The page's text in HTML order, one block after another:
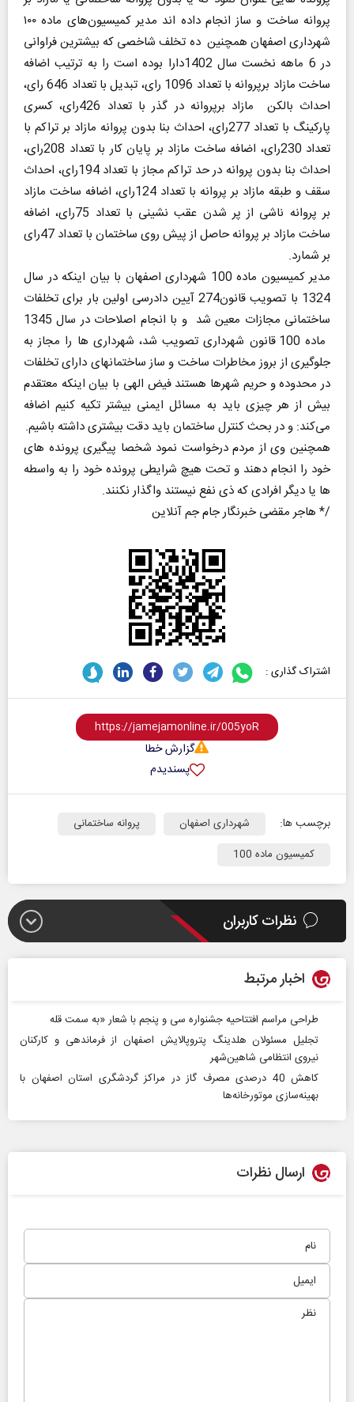
پروانه ساخت و ساز انجام داده اند مدیر کمیسیون‌های ماده ۱۰۰
شهرداری اصفهان همچنین ده تخلف شاخصی که بیشترین فراوانی
در 6 ماهه نخست سال 1402دارا بوده است را به ترتیب اضافه
ساخت مازاد برپروانه با تعداد 1096 رای، تبدیل با تعداد 646 رای،
احداث بالکن مازاد برپروانه در گذر با تعداد 426رای، کسری
پارکینگ با تعداد 277رای، احداث بنا بدون پروانه مازاد بر تراکم با
تعداد 230رای، اضافه ساخت مازاد بر پايان کار با تعداد 208رای،
احداث بنا بدون پروانه در حد تراکم مجاز با تعداد 194رای، احداث
سقف و طبقه مازاد بر پروانه با تعداد 124رای، اضافه ساخت مازاد
بر پروانه ناشی از پر شدن عقب نشینی با تعداد 75رای، اضافه
ساخت مازاد بر پروانه حاصل از پیش روی ساختمان با تعداد 47رای
بر شمارد.
مدیر کمیسیون ماده 100 شهرداری اصفهان با بیان اینکه در سال
1324 با تصویب قانون274 آیین دادرسی اولین بار برای تخلفات
ساختمانی مجازات معین شد و با انجام اصلاحات در سال 1345
ماده 100 قانون شهرداری تصویب شد، شهرداری ها را مجاز به
جلوگیری از بروز مخاطرات ساخت و ساز ساختمانهای دارای تخلفات
در محدوده و حریم شهرها هستند فیض الهی با بیان اینکه معتقدم
بیش از هر چیزی باید به مسائل ایمنی بیشتر تکیه کنیم اضافه
می‌کند: و در بحث کنترل ساختمان باید دقت بیشتری داشته باشیم.
همچنین وی از مردم درخواست نمود شخصا پیگیری پرونده های
خود را انجام دهند و تحت هیچ شرایطی پرونده خود را به واسطه
ها یا دیگر افرادی که ذی نفع نیستند واگذار نکنند.
/* هاجر مقضی خبرنگار جام جم آنلاین
اشتراک گذاری :
گزارش خطا
پسندیدم
برچسب ها: شهرداری اصفهان
پروانه ساختمانی
کمیسیون ماده 100
نظرات کاربران
اخبار مرتبط
طراحی مراسم افتتاحیه جشنواره سی و پنجم با شعار «به سمت قله
تجلیل مسئولان هلدینگ پتروپالایش اصفهان از فرماندهی و کارکنان
نیروی انتظامی شاهین‌شهر
کاهش 40 درصدی مصرف گاز در مراکز گردشگری استان اصفهان با
بهینه‌سازی موتورخانه‌ها
ارسال نظرات